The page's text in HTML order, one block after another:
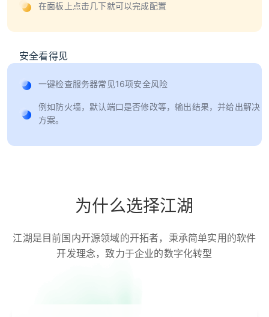
在面板上点击几下就可以完成配置
安全看得见
一键检查服务器常见16项安全风险
例如防火墙，默认端口是否修改等，输出结果，并给出解决
方案。
为什么选择江湖
江湖是目前国内开源领域的开拓者，秉承简单实用的软件
开发理念，致力于企业的数字化转型